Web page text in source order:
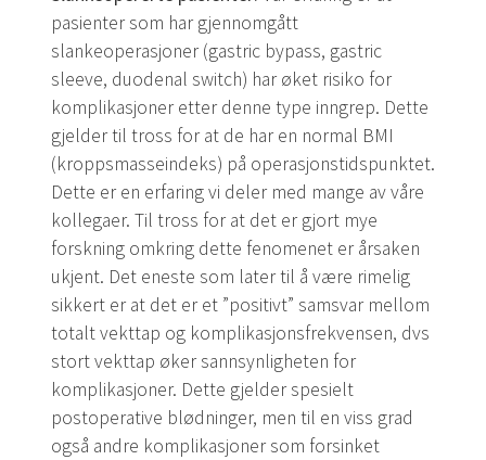
pasienter som har gjennomgått
slankeoperasjoner (gastric bypass, gastric
sleeve, duodenal switch) har øket risiko for
komplikasjoner etter denne type inngrep. Dette
gjelder til tross for at de har en normal BMI
(kroppsmasseindeks) på operasjonstidspunktet.
Dette er en erfaring vi deler med mange av våre
kollegaer. Til tross for at det er gjort mye
forskning omkring dette fenomenet er årsaken
ukjent. Det eneste som later til å være rimelig
sikkert er at det er et ”positivt” samsvar mellom
totalt vekttap og komplikasjonsfrekvensen, dvs
stort vekttap øker sannsynligheten for
komplikasjoner. Dette gjelder spesielt
postoperative blødninger, men til en viss grad
også andre komplikasjoner som forsinket